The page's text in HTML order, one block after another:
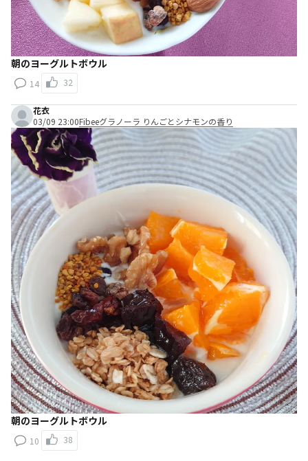
朝のヨーグルトボウル
14 32
花衣
03/09 23:00Fibeeグラノーラ りんごとシナモンの香り
朝のヨーグルトボウル
10 38